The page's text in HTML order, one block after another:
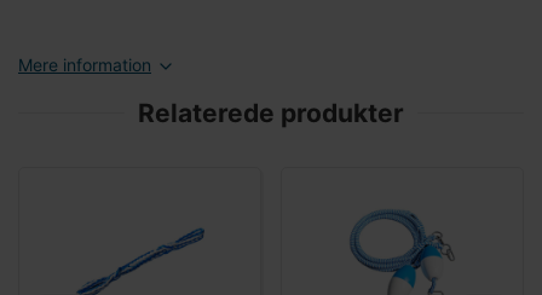
Mere information
Relaterede produkter